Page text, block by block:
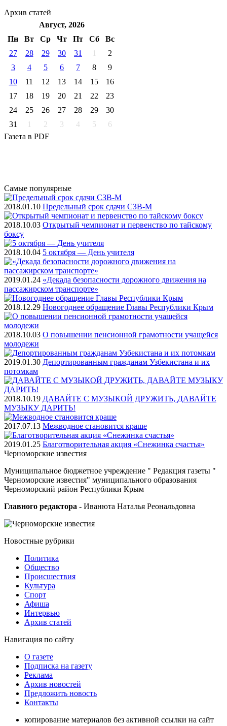
Архив статей
Август, 2026
Пн
Вт Ср Чт Пт Cб
Вс
27
28 29 30 31 1
2
3
4 5 6 7 8
9
10
11 12 13 14 15
16
17
18 19 20 21 22
23
24
25 26 27 28 29
30
31
1 2 3 4 5
6
Газета в PDF
Самые популярные
2018.01.10 Предельный срок сдачи СЗВ-М
2018.10.03 Открытый чемпионат и первенство по тайскому
боксу
2018.10.04 5 октября — День учителя
2019.01.24 «Декада безопасности дорожного движения на
пассажирском транспорте»
2018.12.29 Новогоднее обращение Главы Республики Крым
2018.10.03 О повышении пенсионной грамотности учащейся
молодежи
2019.01.30 Депортированным гражданам Узбекистана и их
потомкам
2018.10.19 ДАВАЙТЕ С МУЗЫКОЙ ДРУЖИТЬ, ДАВАЙТЕ
МУЗЫКУ ДАРИТЬ!
2017.07.13 Межводное становится краше
2019.01.25 Благотворительная акция «Снежинка счастья»
Черноморские известия
Муниципальное бюджетное учреждение " Редакция газеты "
Черноморские известия" муниципального образования
Черноморский район Республики Крым
Главного редактора - Иванюта Наталья Реональдовна
Новостные рубрики
Политика
Общество
Проиcшествия
Культура
Спорт
Афиша
Интервью
Архив статей
Навигация по сайту
О газете
Подписка на газету
Реклама
Архив новостей
Предложить новость
Контакты
копирование материалов без активной ссылки на сайт